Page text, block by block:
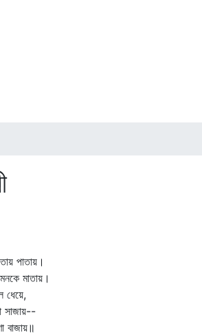
পাতায়।
মাতায়।
ধেয়ে,
সাজায়--
বাজায়॥